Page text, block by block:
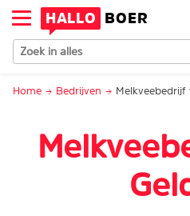
HALLO BOER
Home Bedrijven Melkveebedrijf